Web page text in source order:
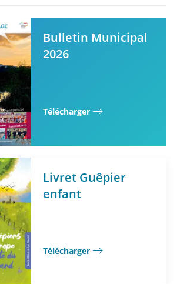
Bulletin Municipal
2026
Télécharger
Livret Guêpier
enfant
Télécharger